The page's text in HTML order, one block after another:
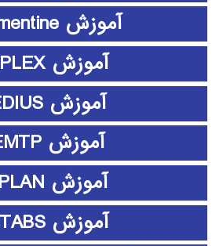
آموزش clementine
آموزش CPLEX
آموزش EDIUS
آموزش EMTP
آموزش ePLAN
آموزش ETABS